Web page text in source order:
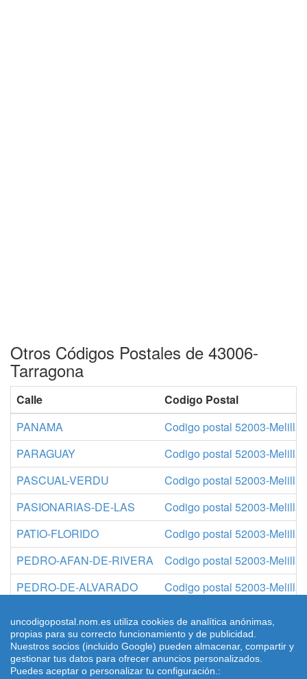
Otros Códigos Postales de 43006-
Tarragona
Calle
Codigo Postal
PANAMA
Codigo postal 52003-Melilla
PARAGUAY
Codigo postal 52003-Melilla
PASCUAL-VERDU
Codigo postal 52003-Melilla
PASIONARIAS-DE-LAS
Codigo postal 52003-Melilla
PATIO-FLORIDO
Codigo postal 52003-Melilla
PEDRO-AFAN-DE-RIVERA
Codigo postal 52003-Melilla
PEDRO-DE-ALVARADO
Codigo postal 52003-Melilla
© 2026 uncodigopostal.nom.es, Códigos postales
uncodigopostal.nom.es utiliza cookies de analítica anónimas,
propias para su correcto funcionamiento y de publicidad.
Nuestros socios (incluido Google) pueden almacenar, compartir y
gestionar tus datos para ofrecer anuncios personalizados.
Puedes aceptar o personalizar tu configuración.: